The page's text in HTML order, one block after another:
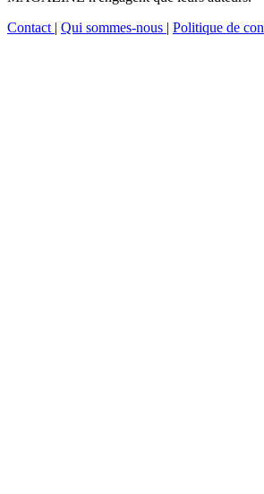
Contact | Qui sommes-nous | Politique de